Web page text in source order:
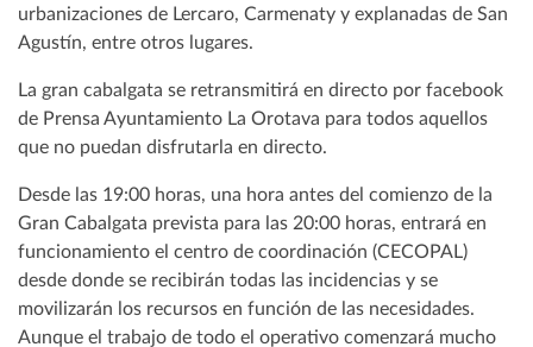
urbanizaciones de Lercaro, Carmenaty y explanadas de San
Agustín, entre otros lugares.
La gran cabalgata se retransmitirá en directo por facebook
de Prensa Ayuntamiento La Orotava para todos aquellos
que no puedan disfrutarla en directo.
Desde las 19:00 horas, una hora antes del comienzo de la
Gran Cabalgata prevista para las 20:00 horas, entrará en
funcionamiento el centro de coordinación (CECOPAL)
desde donde se recibirán todas las incidencias y se
movilizarán los recursos en función de las necesidades.
Aunque el trabajo de todo el operativo comenzará mucho